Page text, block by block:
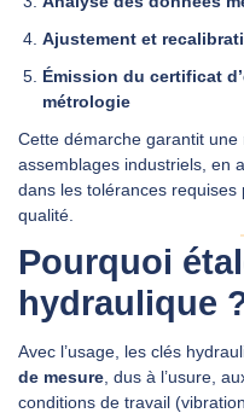
Ajustement et
Émission du certificat
métrologie
Cette démarche garantit une
assemblages industriels, en
dans les tolérances
qualité.
Pourquoi
hydraulique
Avec l’usage, les clés
de mesure , dus à l’usure,
conditions de travail